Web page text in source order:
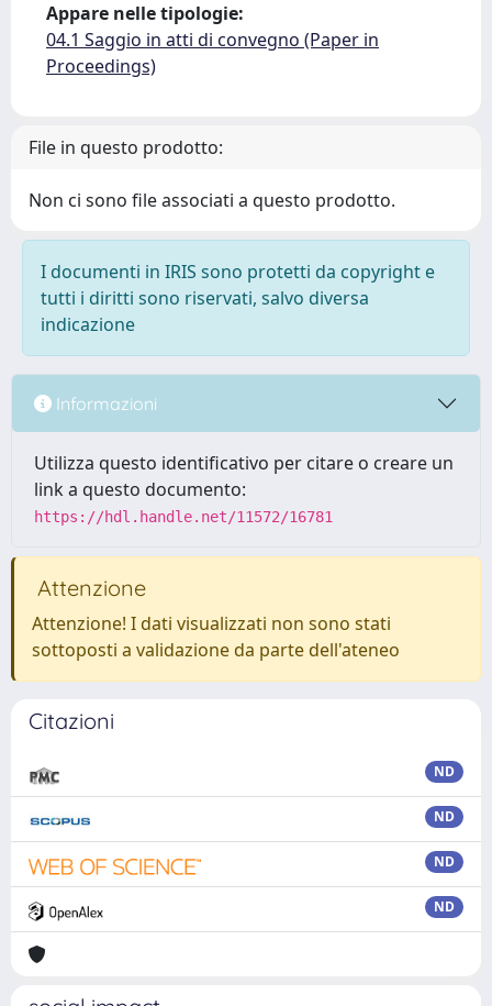
Appare nelle tipologie:
04.1 Saggio in atti di convegno (Paper in
Proceedings)
File in questo prodotto:
Non ci sono file associati a questo prodotto.
I documenti in IRIS sono protetti da copyright e
tutti i diritti sono riservati, salvo diversa
indicazione
Informazioni
Utilizza questo identificativo per citare o creare un
link a questo documento:
https://hdl.handle.net/11572/16781
Attenzione
Attenzione! I dati visualizzati non sono stati
sottoposti a validazione da parte dell'ateneo
Citazioni
ND
ND
ND
ND